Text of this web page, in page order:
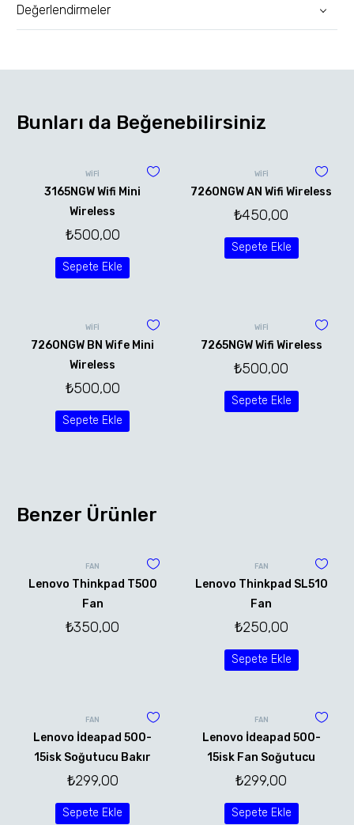
Değerlendirmeler
Bunları da Beğenebilirsiniz
WİFİ
3165NGW Wifi Mini
Wireless
₺500,00
Sepete Ekle
WİFİ
7260NGW AN Wifi Wireless
₺450,00
Sepete Ekle
WİFİ
7260NGW BN Wife Mini
Wireless
₺500,00
Sepete Ekle
WİFİ
7265NGW Wifi Wireless
₺500,00
Sepete Ekle
Benzer Ürünler
FAN
Lenovo Thinkpad T500
Fan
₺350,00
FAN
Lenovo Thinkpad SL510
Fan
₺250,00
Sepete Ekle
FAN
Lenovo İdeapad 500-
15isk Soğutucu Bakır
₺299,00
Sepete Ekle
FAN
Lenovo İdeapad 500-
15isk Fan Soğutucu
₺299,00
Sepete Ekle